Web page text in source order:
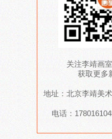
关注李靖画
获取更多
地址：北京李靖美
电话：